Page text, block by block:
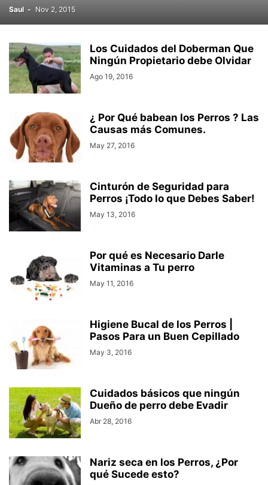
Saul - Nov 2, 2015
Los Cuidados del Doberman Que
Ningún Propietario debe Olvidar
Ago 19, 2016
¿ Por Qué babean los Perros ? Las
Causas más Comunes.
May 27, 2016
Cinturón de Seguridad para
Perros ¡Todo lo que Debes Saber!
May 13, 2016
Por qué es Necesario Darle
Vitaminas a Tu perro
May 11, 2016
Higiene Bucal de los Perros |
Pasos Para un Buen Cepillado
May 3, 2016
Cuidados básicos que ningún
Dueño de perro debe Evadir
Abr 28, 2016
Nariz seca en los Perros, ¿Por
qué Sucede esto?